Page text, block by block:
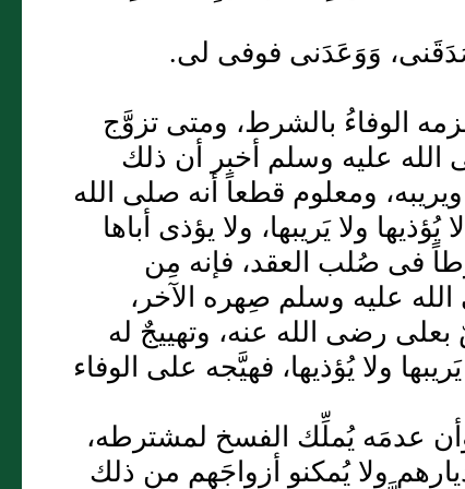
وَوَعَدَنى فوفى لى.
الوفاءُ بالشرط، ومتى تزوَّج
الله عليه وسلم أخبر أن ذلك
ومعلوم قطعاً أنه صلى الله
ولا يَريبها، ولا يؤذى أباها
فى صُلب العقد، فإنه مِن
عليه وسلم صِهره الآخر،
رضى الله عنه، وتهييجٌ له
ولا يُؤذيها، فهيَّجه على الوفاء
عدمَه يُملِّك الفسخ لمشترطه،
ولا يُمكنو أزواجَهم من ذلك